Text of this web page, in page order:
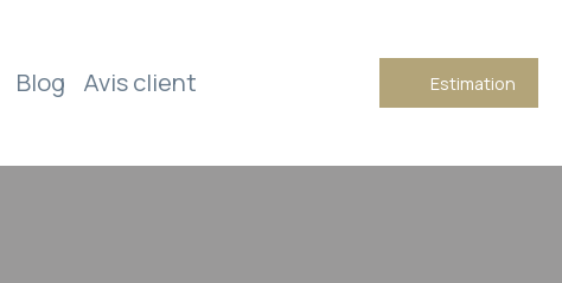
Blog Avis client Estimation